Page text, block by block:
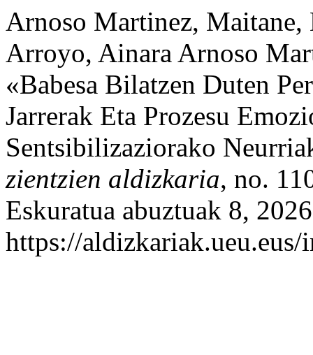
Arnoso Martinez,
Arroyo, Ainara Arnoso
«Babesa Bilatzen Duten
Jarrerak Eta Prozesu
Sentsibilizaziorako
zientzien aldizkaria, no.
Eskuratua abuztuak 8,
https://